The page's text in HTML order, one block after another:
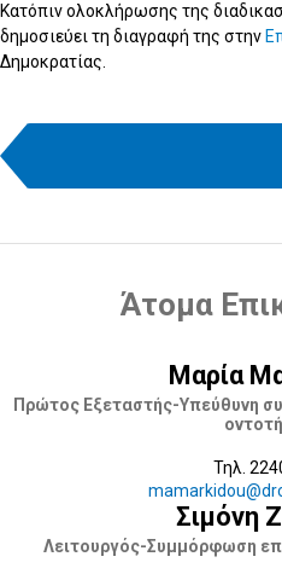
Κατόπιν ολοκλήρωσης της
δημοσιεύει τη διαγραφή της στην
Δημοκρατίας.
Άτομα
Μαρία
Πρώτος Εξεταστής-Υπεύθυνη
Τηλ.
Σιμόνη
Λειτουργός-Συμμόρφωση